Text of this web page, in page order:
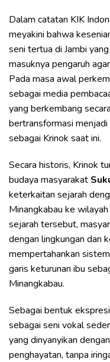
Dalam catatan KIK
meyakini bahwa
seni tertua di Jambi
masuknya pengaruh
Pada masa awal
sebagai media
yang berkembang
bertransformasi
sebagai Krinok saat ini.
Secara historis, Krinok
budaya masyarakat
keterkaitan sejarah
Minangkabau ke
sejarah tersebut,
dengan lingkungan dan
mempertahankan
garis keturunan ibu
Minangkabau.
Sebagai bentuk
sebagai seni vokal
yang dinyanyikan
penghayatan, tanpa